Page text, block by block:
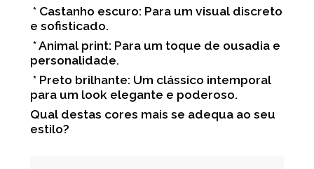
* Castanho escuro: Para um visual discreto
e sofisticado.
* Animal print: Para um toque de ousadia e
personalidade.
* Preto brilhante: Um clássico intemporal
para um look elegante e poderoso.
Qual destas cores mais se adequa ao seu
estilo?